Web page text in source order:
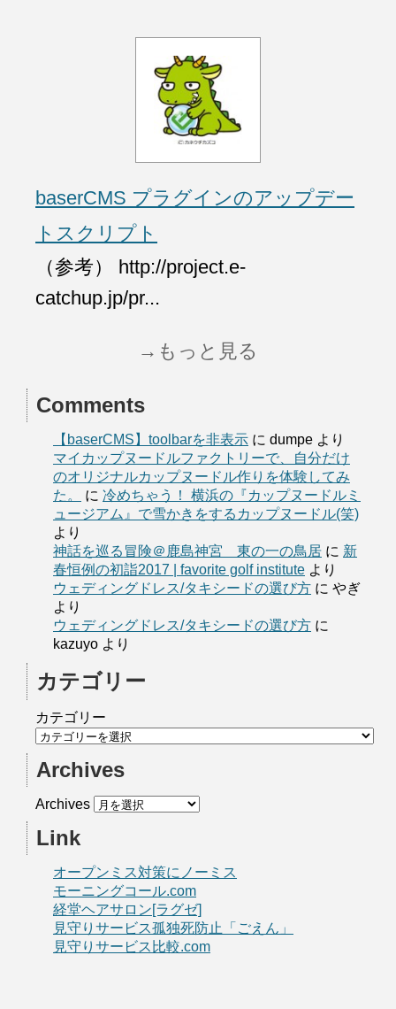
baserCMS プラグインのアップデー
トスクリプト
（参考） http://project.e-
catchup.jp/pr...
→もっと見る
Comments
【baserCMS】toolbarを非表示 に dumpe より
マイカップヌードルファクトリーで、自分だけ
のオリジナルカップヌードル作りを体験してみ
た。
に 冷めちゃう！ 横浜の『カップヌードルミ
ュージアム』で雪かきをするカップヌードル(笑)
より
神話を巡る冒険＠鹿島神宮 東の一の鳥居 に 新
春恒例の初詣2017 | favorite golf institute より
ウェディングドレス/タキシードの選び方 に やぎ
より
ウェディングドレス/タキシードの選び方 に
kazuyo より
カテゴリー
カテゴリー
Archives
Archives
Link
オープンミス対策にノーミス
モーニングコール.com
経堂ヘアサロン[ラグゼ]
見守りサービス孤独死防止「ごえん」
見守りサービス比較.com